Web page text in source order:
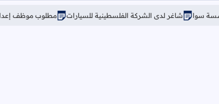
لدى الشركة الفلسطينية للسيارات مطلوب موظف إعداد